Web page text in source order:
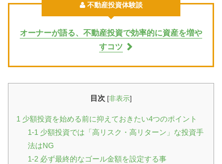
不動産投資体験談
オーナーが語る、不動産投資で効率的に資産を増や
すコツ
目次 [非表示]
1 少額投資を始める前に抑えておきたい4つのポイント
1-1 少額投資では「高リスク・高リターン」な投資手
法はNG
1-2 必ず最終的なゴール金額を設定する事